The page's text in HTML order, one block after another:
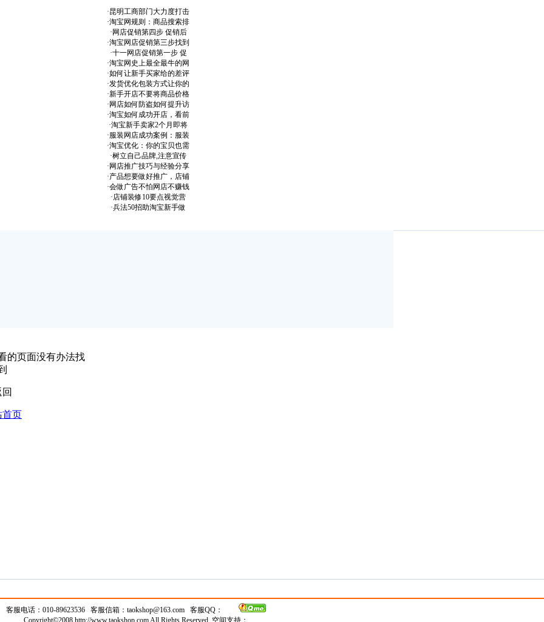
·昆明工商部门大力度打击
·淘宝网规则：商品搜索排
· 网店促销第四步 促销后
·淘宝网店促销第三步找到
·十一网店促销第一步 促
·淘宝网史上最全最牛的网
·如何让新手买家给的差评
·发货优化包装方式让你的
·新手开店不要将商品价格
· 网店如何防盗如何提升访
·淘宝如何成功开店，看前
·淘宝新手卖家2个月即将
·服装网店成功案例：服装
·淘宝优化：你的宝贝也需
·树立自己品牌,注意宣传
· 网店推广技巧与经验分享
·产品想要做好推广，店铺
·会做广告不怕网店不赚钱
·店铺装修10要点视觉营
·兵法50招助淘宝新手做
客服电话：010-89623536 客服信箱： taokshop@163.com 客服QQ：
Copyright©2008 http://www.taokshop.com All Rights Reserved 空间支持：